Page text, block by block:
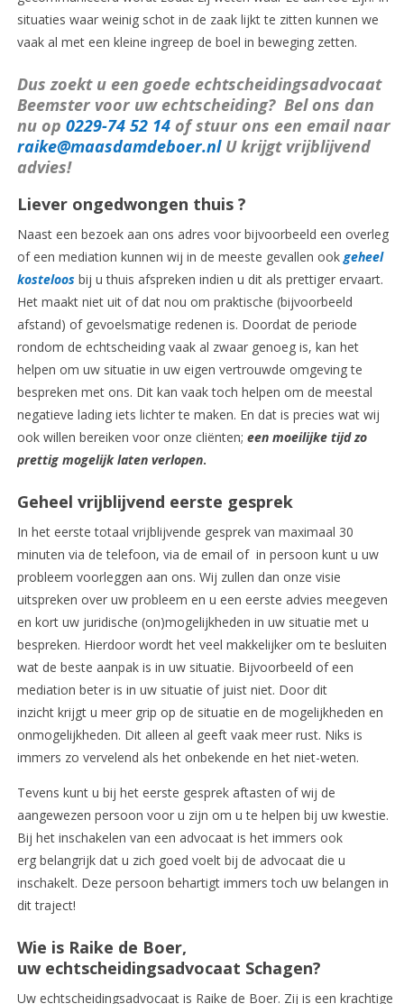
situaties waar weinig schot in de zaak lijkt te zitten kunnen we
vaak al met een kleine ingreep de boel in beweging zetten.
Dus zoekt u een goede echtscheidingsadvocaat
Beemster voor uw echtscheiding? Bel ons dan
nu op 0229-74 52 14 of stuur ons een email naar
raike@maasdamdeboer.nl U krijgt vrijblijvend
advies!
Liever ongedwongen thuis ?
Naast een bezoek aan ons adres voor bijvoorbeeld een overleg
of een mediation kunnen wij in de meeste gevallen ookgeheel
kosteloos bij u thuis afspreken indien u dit als prettiger ervaart.
Het maakt niet uit of dat nou om praktische (bijvoorbeeld
afstand) of gevoelsmatige redenen is. Doordat de periode
rondom de echtscheiding vaak al zwaar genoeg is, kan het
helpen om uw situatie in uw eigen vertrouwde omgeving te
bespreken met ons. Dit kan vaak toch helpen om de meestal
negatieve lading iets lichter te maken. En dat is precies wat wij
ook willen bereiken voor onze cliënten; een moeilijke tijd zo
prettig mogelijk laten verlopen.
Geheel vrijblijvend eerste gesprek
In het eerste totaal vrijblijvende gesprek van maximaal 30
minuten via de telefoon, via de email of in persoon kunt u uw
probleem voorleggen aan ons. Wij zullen dan onze visie
uitspreken over uw probleem en u een eerste advies meegeven
en kort uw juridische (on)mogelijkheden in uw situatie met u
bespreken. Hierdoor wordt het veel makkelijker om te besluiten
wat de beste aanpak is in uw situatie. Bijvoorbeeld of een
mediation beter is in uw situatie of juist niet. Door dit
inzicht krijgt u meer grip op de situatie en de mogelijkheden en
onmogelijkheden. Dit alleen al geeft vaak meer rust. Niks is
immers zo vervelend als het onbekende en het niet-weten.
Tevens kunt u bij het eerste gesprek aftasten of wij de
aangewezen persoon voor u zijn om u te helpen bij uw kwestie.
Bij het inschakelen van een advocaat is het immers ook
erg belangrijk dat u zich goed voelt bij de advocaat die u
inschakelt. Deze persoon behartigt immers toch uw belangen in
dit traject!
Wie is Raike de Boer,
uw echtscheidingsadvocaat Schagen?
Uw echtscheidingsadvocaat is Raike de Boer. Zij is een krachtige